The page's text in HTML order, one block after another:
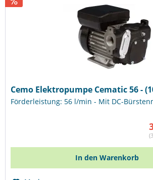
Cemo Elektropumpe Cematic 56 -
Förderleistung: 56 l/min - Mit DC-
In den Warenkorb